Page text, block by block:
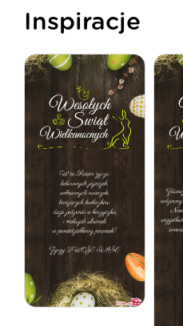
Inspiracje